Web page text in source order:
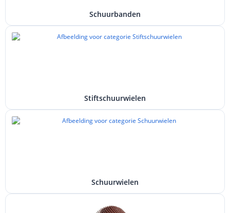
Schuurbanden
Stiftschuurwielen
Schuurwielen